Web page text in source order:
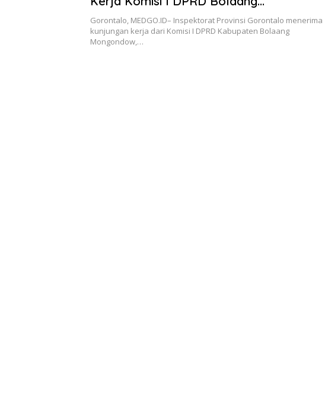
Mongondow
Gorontalo, MEDGO.ID– Inspektorat Provinsi Gorontalo menerima
kunjungan kerja dari Komisi I DPRD Kabupaten Bolaang
Mongondow,…